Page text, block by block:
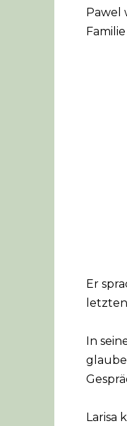
Pawel
Er
In
Larisa